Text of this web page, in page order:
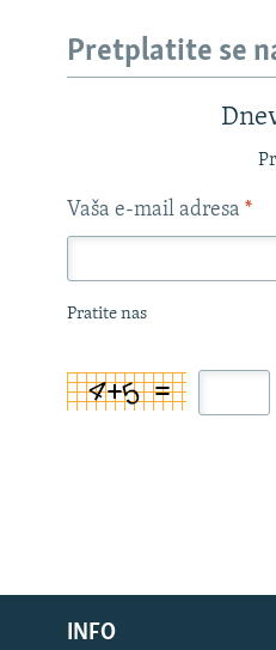
Pretplatite se
Vaša e-mail adresa *
Pratite nas
INFO